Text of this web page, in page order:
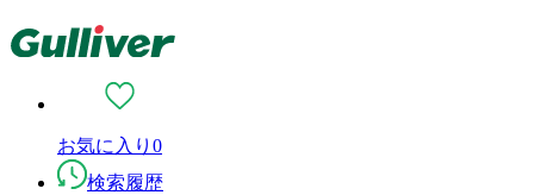
お気に入り 0
検索履歴